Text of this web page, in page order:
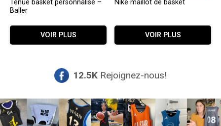
prix
initial
était :
99,95 €.
prix
actuel
est :
29,95 €.
Tenue basket personnalisé –
Baller
Ce
peuvent
être
VOIR PLUS
prix
était :
29,95 €.
prix
est :
24,95 €.
Nike maillot de basket
Ce
variations.
Les
peuvent
être
VOIR PLUS
12.5K Rejoignez-nous!